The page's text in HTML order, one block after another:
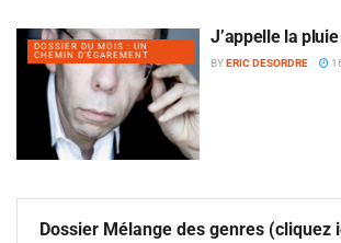
DOSSIER DU MOIS : UN
CHEMIN D'ÉGAREMENT
J’appelle la
BYERIC DESORDRE
Dossier Mélange des genres (cliquez